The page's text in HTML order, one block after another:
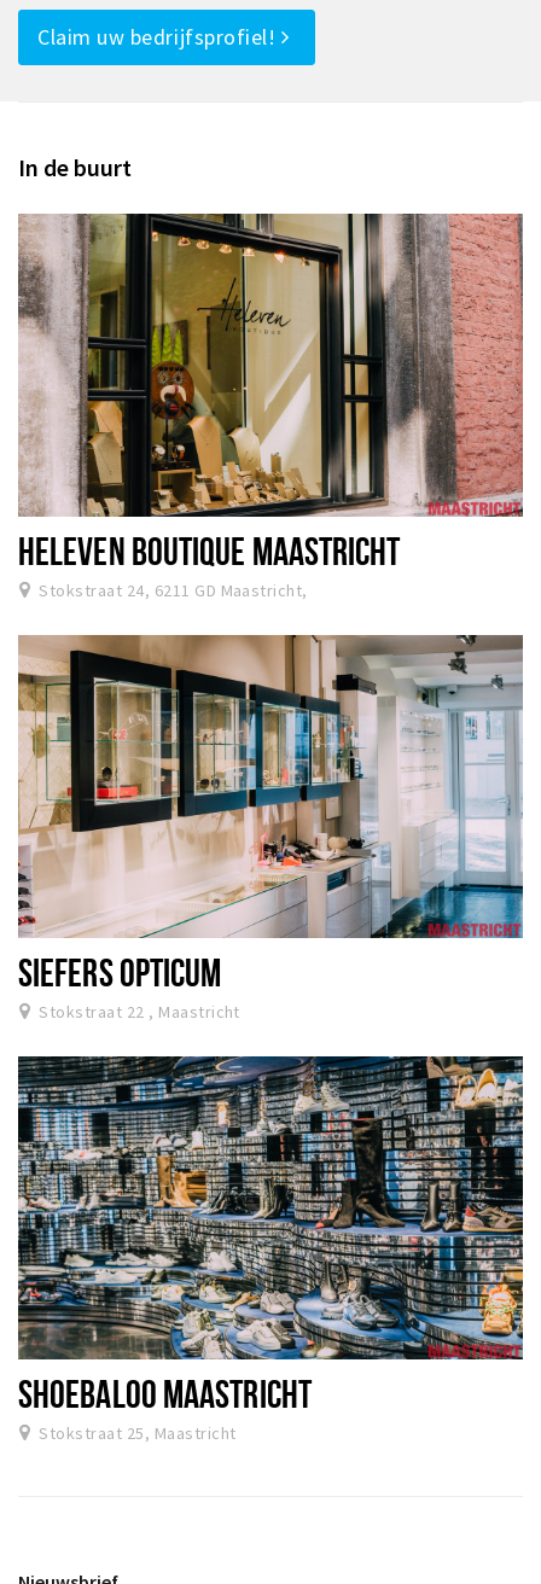
Claim uw bedrijfsprofiel!
In de buurt
HELEVEN BOUTIQUE MAASTRICHT
Stokstraat 24, 6211 GD Maastricht,
SIEFERS OPTICUM
Stokstraat 22 , Maastricht
SHOEBALOO MAASTRICHT
Stokstraat 25, Maastricht